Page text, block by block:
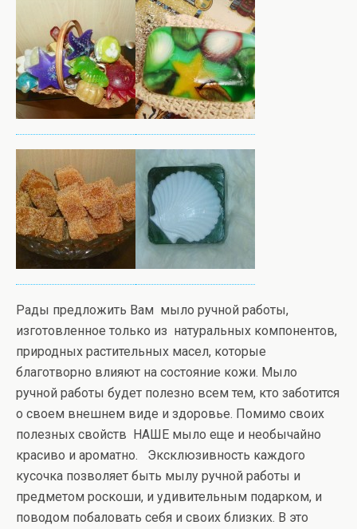
Рады предложить Вам мыло ручной работы,
изготовленное только из натуральных компонентов,
природных растительных масел, которые
благотворно влияют на состояние кожи. Мыло
ручной работы будет полезно всем тем, кто заботится
о своем внешнем виде и здоровье. Помимо своих
полезных свойств НАШЕ мыло еще и необычайно
красиво и ароматно. Эксклюзивность каждого
кусочка позволяет быть мылу ручной работы и
предметом роскоши, и удивительным подарком, и
поводом побаловать себя и своих близких. В это